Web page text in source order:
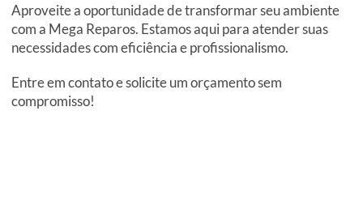
Aproveite a oportunidade de transformar seu ambiente
com a Mega Reparos. Estamos aqui para atender suas
necessidades com eficiência e profissionalismo.
Entre em contato e solicite um orçamento sem
compromisso!